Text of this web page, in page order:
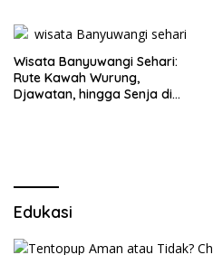
Wisata Banyuwangi Sehari:
Rute Kawah Wurung,
Djawatan, hingga Senja di
Edukasi